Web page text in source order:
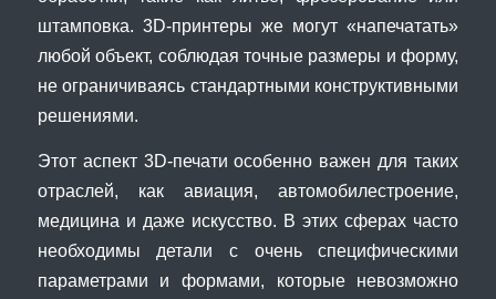
штамповка. 3D-принтеры же могут «напечатать»
любой объект, соблюдая точные размеры и форму,
не ограничиваясь стандартными конструктивными
решениями.
Этот аспект 3D-печати особенно важен для таких
отраслей, как авиация, автомобилестроение,
медицина и даже искусство. В этих сферах часто
необходимы детали с очень специфическими
параметрами и формами, которые невозможно